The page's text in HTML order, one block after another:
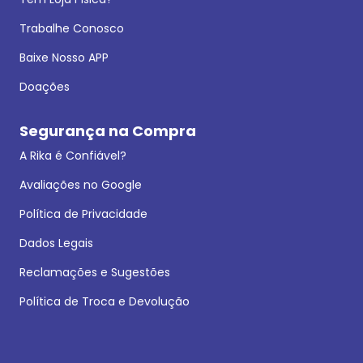
Trabalhe Conosco
Baixe Nosso APP
Doações
Segurança na Compra
A Rika é Confiável?
Avaliações no Google
Política de Privacidade
Dados Legais
Reclamações e Sugestões
Política de Troca e Devolução